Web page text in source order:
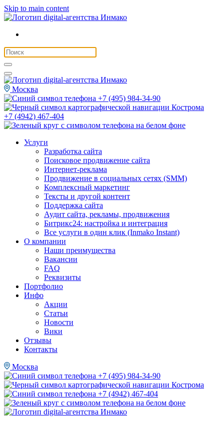
Skip to main content
Москва
+7 (495) 984-34-90
Кострома
+7 (4942) 467-404
Услуги
Разработка сайта
Поисковое продвижение сайта
Интернет-реклама
Продвижение в социальных сетях (SMM)
Комплексный маркетинг
Тексты и другой контент
Поддержка сайта
Аудит сайта, рекламы, продвижения
Битрикс24: настройка и интеграция
Все услуги в один клик (Inmako Instant)
О компании
Наши преимущества
Вакансии
FAQ
Реквизиты
Портфолио
Инфо
Акции
Статьи
Новости
Вики
Отзывы
Контакты
Москва
+7 (495) 984-34-90
Кострома
+7 (4942) 467-404